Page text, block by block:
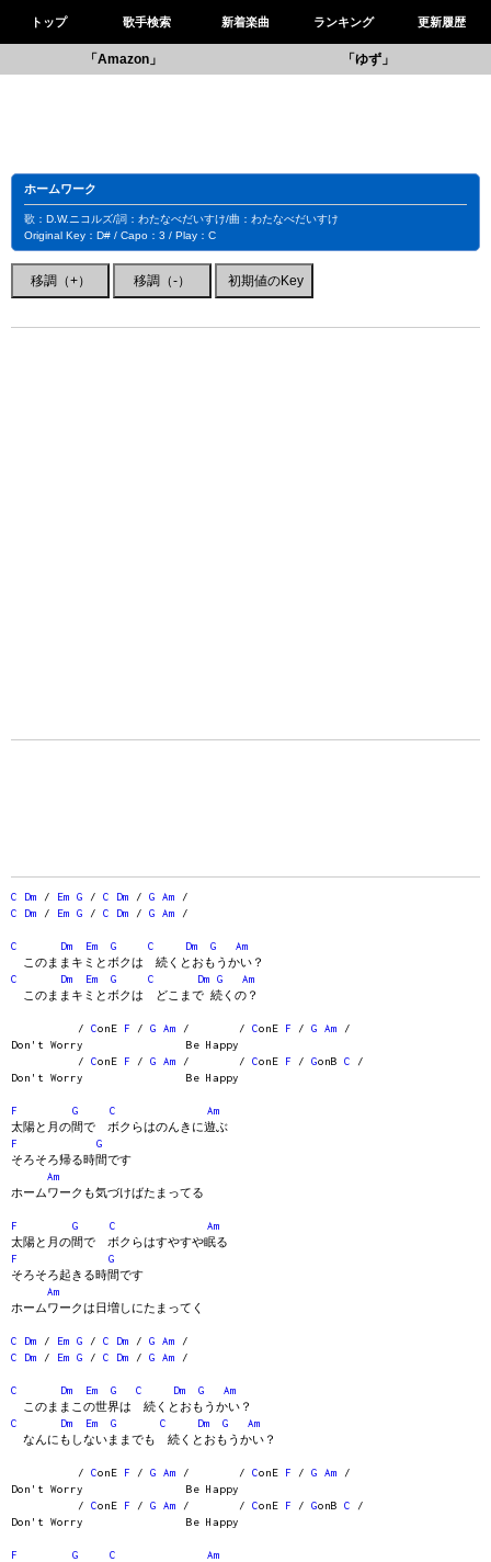
トップ 歌手検索 新着楽曲 ランキング 更新履歴
「Amazon」 「ゆず」
ホームワーク
歌：D.W.ニコルズ/詞：わたなべだいすけ/曲：わたなべだいすけ
Original Key：D# / Capo：3 / Play：C
C Dm / Em G / C Dm / G Am /
C
Dm / Em G / C Dm / G Am /
C Dm Em G C Dm G
Am
このままキミとボクは 続くとおもうかい？
C
Dm Em G C Dm G
Am
このままキミとボクは どこまで 続くの？
/ ConE F / G Am / / ConE F / G Am /
Don't Worry Be Happy
/ ConE F / G Am / / ConE F / GonB C /
Don't Worry Be Happy
F G C
Am
太陽と月の間で ボクらはのんきに遊ぶ
F
G
そろそろ帰る時間です
Am
ホームワークも気づけばたまってる
F G C
Am
太陽と月の間で ボクらはすやすや眠る
F
G
そろそろ起きる時間です
Am
ホームワークは日増しにたまってく
C Dm / Em G / C Dm / G Am /
C
Dm / Em G / C Dm / G Am /
C Dm Em G C Dm G
Am
このままこの世界は 続くとおもうかい？
C
Dm Em G C Dm G
Am
なんにもしないままでも 続くとおもうかい？
/ ConE F / G Am / / ConE F / G Am /
Don't Worry Be Happy
/ ConE F / G Am / / ConE F / GonB C /
Don't Worry Be Happy
F G C
Am